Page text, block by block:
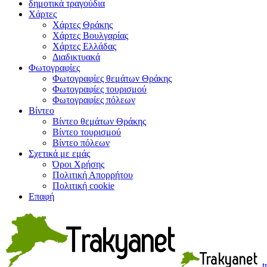
δημοτικά τραγούδια
Χάρτες
Χάρτες Θράκης
Χάρτες Βουλγαρίας
Χάρτες Ελλάδας
Διαδικτυακά
Φωτογραφίες
Φωτογραφίες θεμάτων Θράκης
Φωτογραφίες τουρισμού
Φωτογραφίες πόλεων
Βίντεο
Βίντεο θεμάτων Θράκης
Βίντεο τουρισμού
Βίντεο πόλεων
Σχετικά με εμάς
Όροι Χρήσης
Πολιτική Απορρήτου
Πολιτική cookie
Επαφή